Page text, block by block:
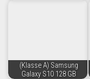
(Klasse A) Samsung
Galaxy S10 128 GB